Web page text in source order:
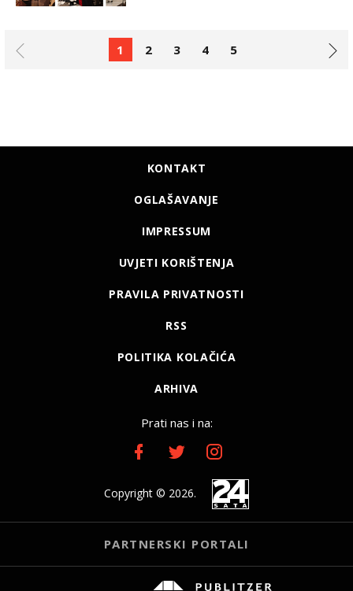
1 2 3 4 5
KONTAKT
OGLAŠAVANJE
IMPRESSUM
UVJETI KORIŠTENJA
PRAVILA PRIVATNOSTI
RSS
POLITIKA KOLAČIĆA
ARHIVA
Prati nas i na:
Copyright © 2026.
PARTNERSKI PORTALI